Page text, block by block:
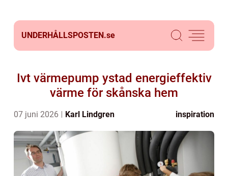
UNDERHÅLLSPOSTEN.se
Ivt värmepump ystad energieffektiv
värme för skånska hem
07 juni 2026 Karl Lindgren inspiration